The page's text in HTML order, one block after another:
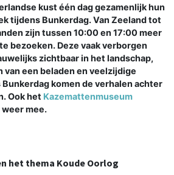
kust één dag gezamenlijk hun
tijdens Bunkerdag. Van Zeeland tot
zijn tussen 10:00 en 17:00 meer
bezoeken. Deze vaak verborgen
zichtbaar in het landschap,
een beladen en veelzijdige
komen de verhalen achter
Ook het Kazemattenmuseum
mee.
het thema Koude Oorlog